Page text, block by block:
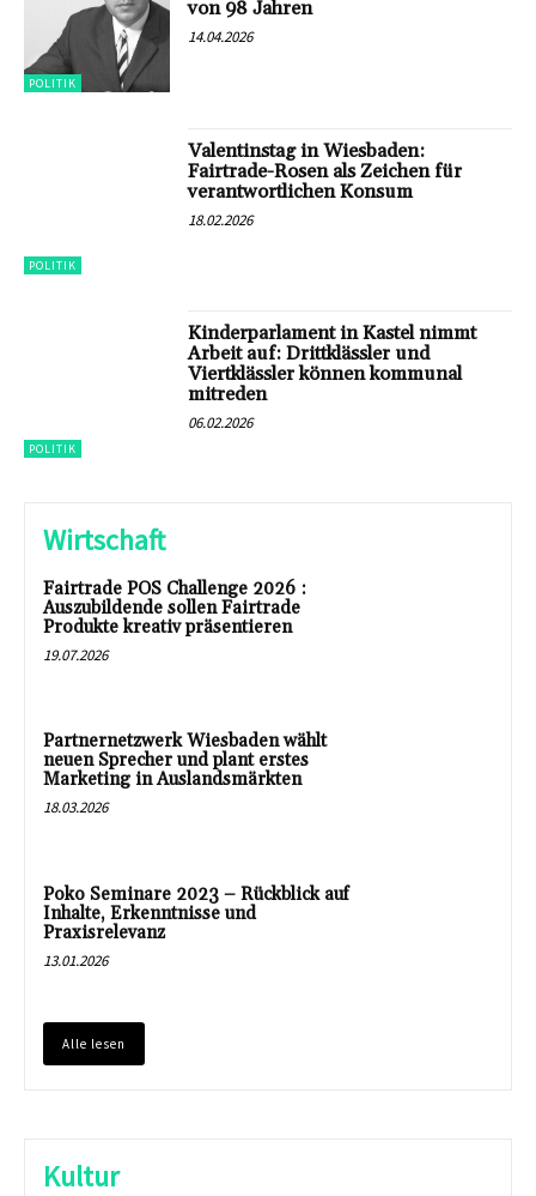
POLITIK
von 98 Jahren
14.04.2026
POLITIK
Valentinstag in Wiesbaden:
Fairtrade-Rosen als Zeichen für
verantwortlichen Konsum
18.02.2026
POLITIK
Kinderparlament in Kastel nimmt
Arbeit auf: Drittklässler und
Viertklässler können kommunal
mitreden
06.02.2026
Wirtschaft
Fairtrade POS Challenge 2026 :
Auszubildende sollen Fairtrade
Produkte kreativ präsentieren
19.07.2026
Partnernetzwerk Wiesbaden wählt
neuen Sprecher und plant erstes
Marketing in Auslandsmärkten
18.03.2026
Poko Seminare 2023 – Rückblick auf
Inhalte, Erkenntnisse und
Praxisrelevanz
13.01.2026
Alle lesen
Kultur